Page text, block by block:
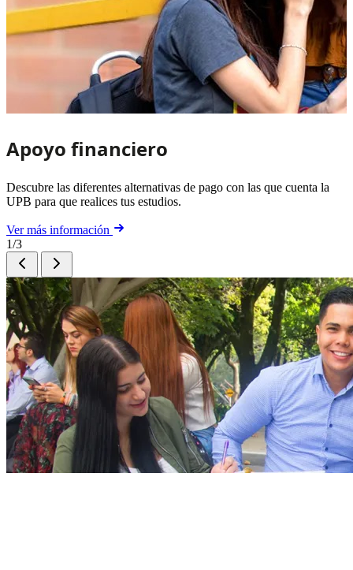
Apoyo financiero
Descubre las diferentes alternativas de pago con las que cuenta la
UPB para que realices tus estudios.
Ver más información
1/3